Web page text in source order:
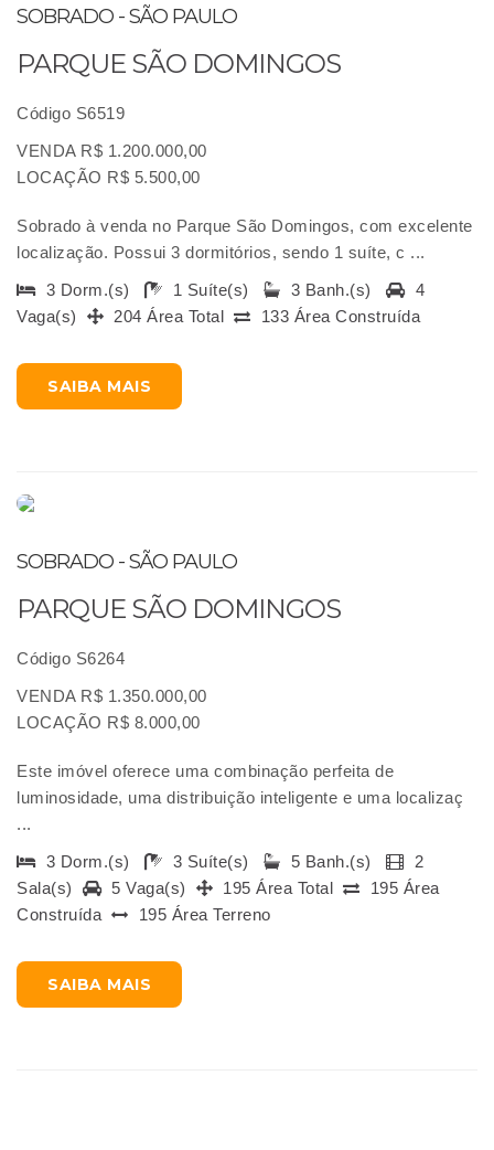
SOBRADO - SÃO PAULO
PARQUE SÃO DOMINGOS
Código S6519
VENDA R$ 1.200.000,00
LOCAÇÃO R$ 5.500,00
Sobrado à venda no Parque São Domingos, com excelente
localização. Possui 3 dormitórios, sendo 1 suíte, c ...
3 Dorm.(s)
1 Suíte(s) 3 Banh.(s)
4
Vaga(s)
204 Área Total 133 Área Construída
SAIBA MAIS
SOBRADO - SÃO PAULO
PARQUE SÃO DOMINGOS
Código S6264
VENDA R$ 1.350.000,00
LOCAÇÃO R$ 8.000,00
Este imóvel oferece uma combinação perfeita de
luminosidade, uma distribuição inteligente e uma localizaç
...
3 Dorm.(s)
3 Suíte(s) 5 Banh.(s)
2
Sala(s)
5 Vaga(s) 195 Área Total
195 Área
Construída
195 Área Terreno
SAIBA MAIS